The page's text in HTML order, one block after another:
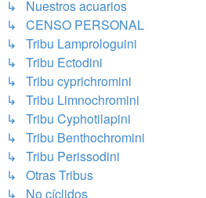
↳ Nuestros acuarios
↳ CENSO PERSONAL
↳ Tribu Lamprologuini
↳ Tribu Ectodini
↳ Tribu cyprichromini
↳ Tribu Limnochromini
↳ Tribu Cyphotilapini
↳ Tribu Benthochromini
↳ Tribu Perissodini
↳ Otras Tribus
↳ No cíclidos